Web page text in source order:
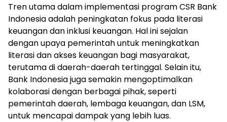
Tren utama dalam implementasi program CSR Bank
Indonesia adalah peningkatan fokus pada literasi
keuangan dan inklusi keuangan. Hal ini sejalan
dengan upaya pemerintah untuk meningkatkan
literasi dan akses keuangan bagi masyarakat,
terutama di daerah-daerah tertinggal. Selain itu,
Bank Indonesia juga semakin mengoptimalkan
kolaborasi dengan berbagai pihak, seperti
pemerintah daerah, lembaga keuangan, dan LSM,
untuk mencapai dampak yang lebih luas.